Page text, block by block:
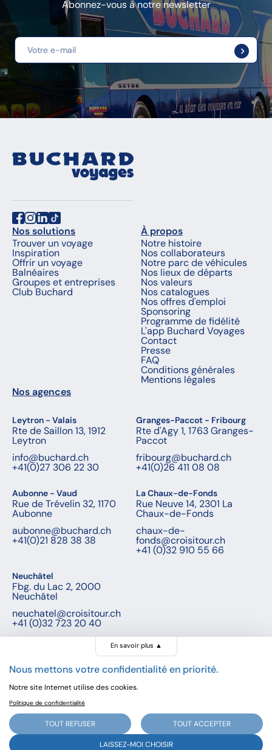
Dès
CHF 1’845CHF 1’945
Rabais Club Buchard
Prochain départ: 1 octobre 2026
Abonnez-vous à notre newsletter
Nos solutions
Trouver un voyage
Inspiration
Offrir un voyage
Balnéaires
Groupes et entreprises
Club Buchard
À propos
Notre histoire
Nos collaborateurs
Notre parc de véhicules
Nos lieux de départs
Nos valeurs
Nos catalogues
Nos offres d'emploi
Sponsoring
Programme de fidélité
L'app Buchard Voyages
Contact
Presse
FAQ
Conditions générales
Mentions légales
Nos agences
Leytron - Valais
Rte de Saillon 13, 1912
Leytron
info@buchard.ch
+41(0)27 306 22 30
Granges-Paccot - Fribourg
Rte d'Agy 1, 1763 Granges-
Paccot
fribourg@buchard.ch
+41(0)26 411 08 08
Aubonne - Vaud
Rue de Trévelin 32, 1170
Aubonne
aubonne@buchard.ch
+41(0)21 828 38 38
La Chaux-de-Fonds
Rue Neuve 14, 2301 La
Chaux-de-Fonds
chaux-de-
fonds@croisitour.ch
+41 (0)32 910 55 66
Neuchâtel
Fbg. du Lac 2, 2000
Neuchâtel
neuchatel@croisitour.ch
+41 (0)32 723 20 40
© Buchard voyages, 2026 - Tous droits réservés
En savoir plus ▲
Nous mettons votre confidentialité en priorité.
Notre site Internet utilise des cookies.
Politique de confidentialité
TOUT REFUSER TOUT ACCEPTER
LAISSEZ-MOI CHOISIR